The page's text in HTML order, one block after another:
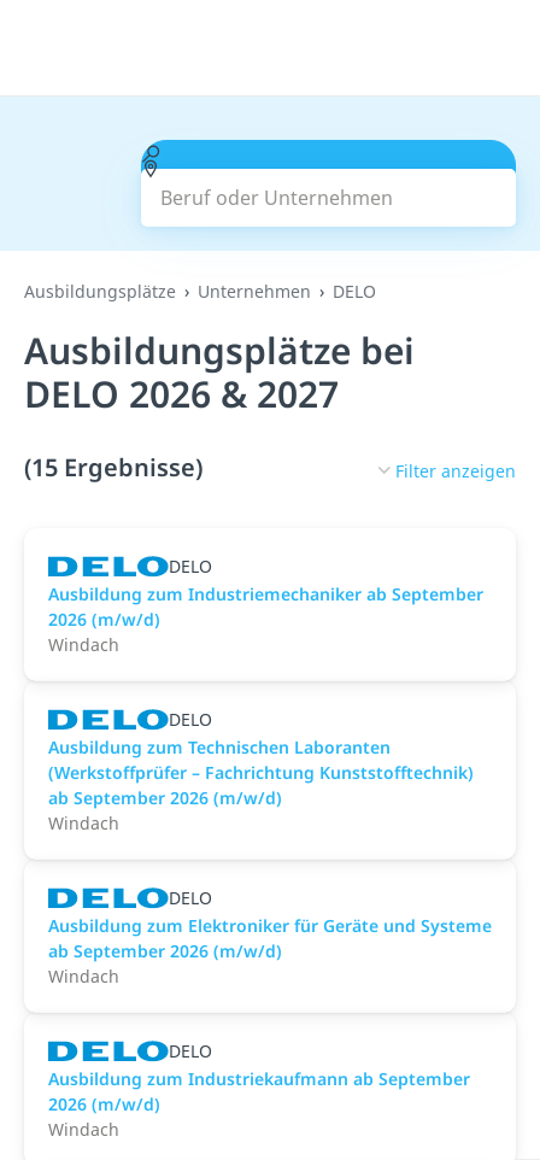
Beruf oder Unternehmen
Suchen
Ausbildungsplätze Unternehmen DELO
Ausbildungsplätze bei
DELO 2026 & 2027
(15 Ergebnisse) Filter anzeigen
DELO
Ausbildung zum Industriemechaniker ab September
2026 (m/w/d)
Windach
DELO
Ausbildung zum Technischen Laboranten
(Werkstoffprüfer – Fachrichtung Kunststofftechnik)
ab September 2026 (m/w/d)
Windach
DELO
Ausbildung zum Elektroniker für Geräte und Systeme
ab September 2026 (m/w/d)
Windach
DELO
Ausbildung zum Industriekaufmann ab September
2026 (m/w/d)
Windach